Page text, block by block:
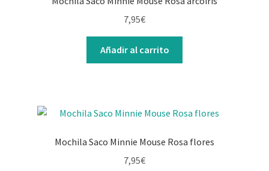
7,95€
Añadir al carrito
Mochila Saco Minnie Mouse Rosa flores
7,95€